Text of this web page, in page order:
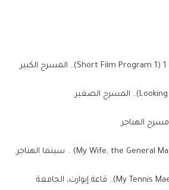
– مايسترو التنس (My Tennis Maestro).. قاعة إيوارت، الجامعة